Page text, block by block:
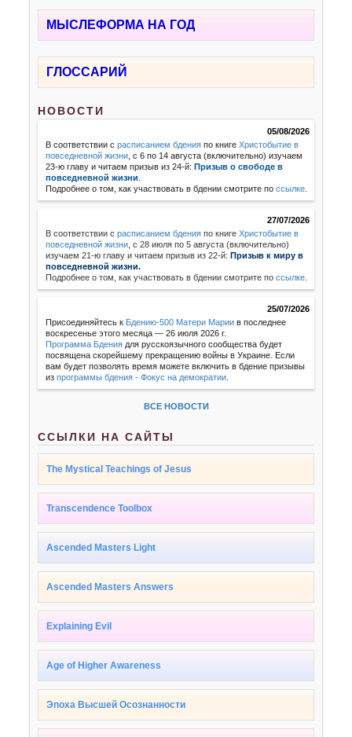
МЫСЛЕФОРМА НА ГОД
ГЛОССАРИЙ
НОВОСТИ
05/08/2026
В соответствии срасписанием бдения по книгеХристобытие в
повседневной жизни , с 6 по 14 августа (включительно) изучаем
23-ю главу и читаем призыв из 24-й:Призыв о свободе в
повседневной жизни
Подробнее о том, как участвовать в бдении смотрите поссылке
27/07/2026
В соответствии с расписанием бдения по книгеХристобытие в
повседневной жизни с 28 июля по 5 августа (включительно)
изучаем 21-ю главу и читаем призыв из 22-й:Призыв к миру в
повседневной жизни.
Подробнее о том, как участвовать в бдении смотрите поссылке
25/07/2026
Присоединяйтесь к Бдению-500 Матери Марии в последнее
воскресенье этого месяца — 26 июля 2026 г.
Программа Бдения для русскоязычного сообщества будет
посвящена скорейшему прекращению войны в Украине. Если
вам будет позволять время можете включить в бдение призывы
изпрограммы бдения - Фокус на демократии
ВСЕ НОВОСТИ
ССЫЛКИ НА САЙТЫ
The Mystical Teachings of Jesus
Transcendence Toolbox
Ascended Masters Light
Ascended Masters Answers
Explaining Evil
Age of Higher Awareness
Эпоха Высшей Осознанности